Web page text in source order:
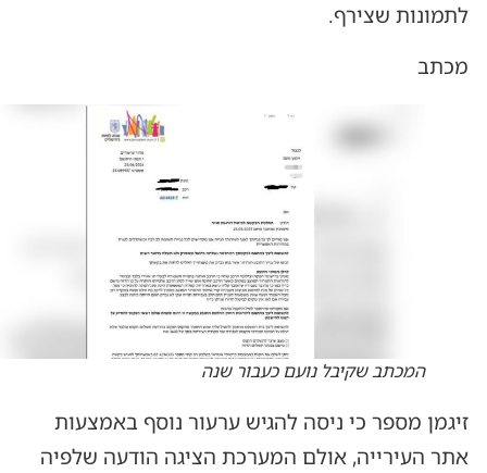
לתמונות שצירף.
מכתב
המכתב שקיבל נועם כעבור שנה
זיגמן מספר כי ניסה להגיש ערעור נוסף באמצעות
אתר העירייה, אולם המערכת הציגה הודעה שלפיה